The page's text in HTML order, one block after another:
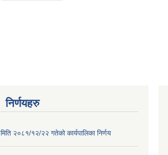
निर्णयहरु
मिति २०८१/१२/२२ गतेको कार्यपालिका निर्णय